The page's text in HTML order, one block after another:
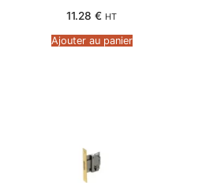
11.28 € HT
Ajouter au panier